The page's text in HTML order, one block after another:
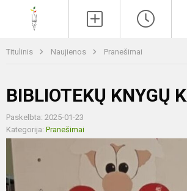
Titulinis Naujienos Pranešimai
BIBLIOTEKŲ KNYGŲ
Paskelbta: 2025-01-23
Kategorija: Pranešimai